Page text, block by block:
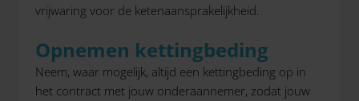
vrijwaring voor de ketenaansprakelijkheid.
Opnemen kettingbeding
Neem, waar mogelijk, altijd een kettingbeding op in
het contract met jouw onderaannemer, zodat jouw